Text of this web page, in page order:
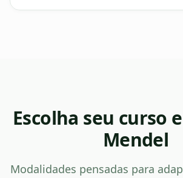
Escolha seu curso
Mendel
Modalidades pensadas para